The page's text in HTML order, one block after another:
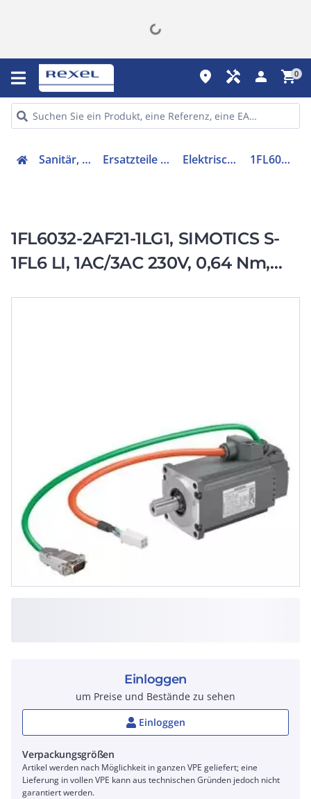
place handyman person shopping_cart0
Sanitär, Heizung, Klima Ersatzteile für Ausstattungen Elektrischer Servomotor 1FL60322AF211LG1
1FL6032-2AF21-1LG1, SIMOTICS S-
1FL6 LI, 1AC/3AC 230V, 0,64 Nm,
Einloggen
um Preise und Bestände zu sehen
Einloggen
Verpackungsgrößen
Artikel werden nach Möglichkeit in ganzen VPE geliefert; eine
Lieferung in vollen VPE kann aus technischen Gründen jedoch nicht
garantiert werden.